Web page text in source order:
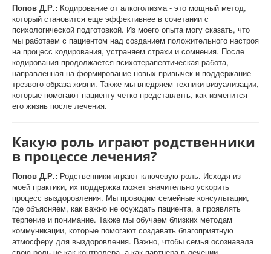
Попов Д.Р.: Кодирование от алкоголизма - это мощный метод,
который становится еще эффективнее в сочетании с
психологической подготовкой. Из моего опыта могу сказать, что
мы работаем с пациентом над созданием положительного настроя
на процесс кодирования, устраняем страхи и сомнения. После
кодирования продолжается психотерапевтическая работа,
направленная на формирование новых привычек и поддержание
трезвого образа жизни. Также мы внедряем техники визуализации,
которые помогают пациенту четко представлять, как изменится
его жизнь после лечения.
Какую роль играют родственники
в процессе лечения?
Попов Д.Р.: Родственники играют ключевую роль. Исходя из
моей практики, их поддержка может значительно ускорить
процесс выздоровления. Мы проводим семейные консультации,
где объясняем, как важно не осуждать пациента, а проявлять
терпение и понимание. Также мы обучаем близких методам
коммуникации, которые помогают создавать благоприятную
атмосферу для выздоровления. Важно, чтобы семья осознавала